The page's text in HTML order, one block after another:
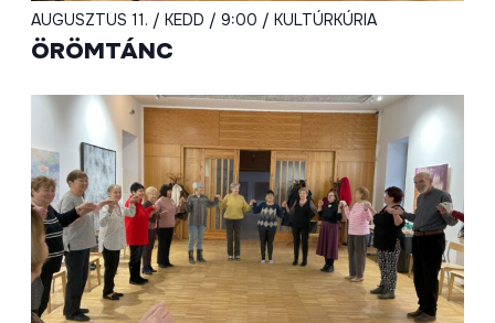
AUGUSZTUS 11. / KEDD / 9:00 / KULTÚRKÚRIA
ÖRÖMTÁNC